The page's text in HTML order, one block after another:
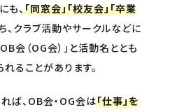
も、 「同窓会」「校友会」「卒業
、クラブ活動やサークルなどに
（OG会）」と活動名ととも
ることがあります。
ば、OB会・OG会は「仕事」を